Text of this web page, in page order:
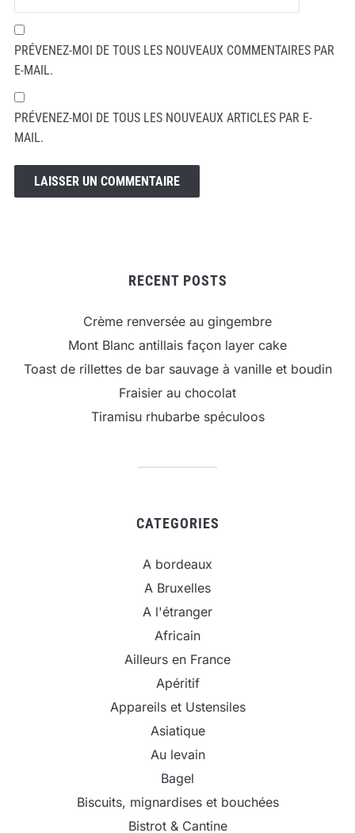
PRÉVENEZ-MOI DE TOUS LES NOUVEAUX COMMENTAIRES PAR
E-MAIL.
PRÉVENEZ-MOI DE TOUS LES NOUVEAUX ARTICLES PAR E-
MAIL.
RECENT POSTS
Crème renversée au gingembre
Mont Blanc antillais façon layer cake
Toast de rillettes de bar sauvage à vanille et boudin
Fraisier au chocolat
Tiramisu rhubarbe spéculoos
CATEGORIES
A bordeaux
A Bruxelles
A l'étranger
Africain
Ailleurs en France
Apéritif
Appareils et Ustensiles
Asiatique
Au levain
Bagel
Biscuits, mignardises et bouchées
Bistrot & Cantine